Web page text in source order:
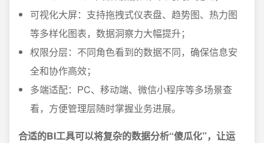
可视化大屏：支持拖拽式仪表盘、趋势图、热力图
等多样化图表，数据洞察力大幅提升；
权限分层：不同角色看到的数据不同，确保信息安
全和协作高效；
多端适配：PC、移动端、微信小程序等多场景查
看，方便管理层随时掌握业务进展。
合适的BI工具可以将复杂的数据分析“傻瓜化”，让运